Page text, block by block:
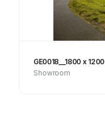
GE0018__1800 x 1200
Showroom